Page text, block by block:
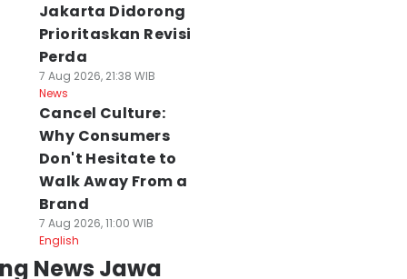
Jakarta Didorong
Prioritaskan Revisi
Perda
7 Aug 2026, 21:38 WIB
News
Cancel Culture:
Why Consumers
Don't Hesitate to
Walk Away From a
Brand
7 Aug 2026, 11:00 WIB
English
News Jawa